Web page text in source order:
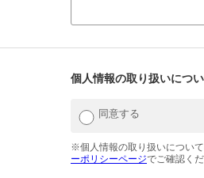
個人情報の取り扱いにつ
同意する
※個人情報の取り扱いについ
ーポリシーページでご確認くだ